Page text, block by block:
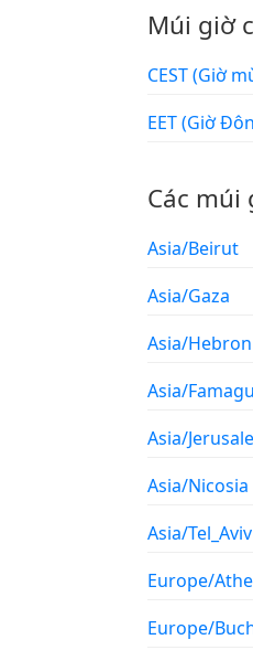
Múi giờ
CEST
EET (Giờ
Các múi
Asia/Beirut
Asia/Gaza
Asia/Hebron
Asia/
Asia/
Asia/Nicosia
Asia/Tel_Aviv
Europe/
Europe/